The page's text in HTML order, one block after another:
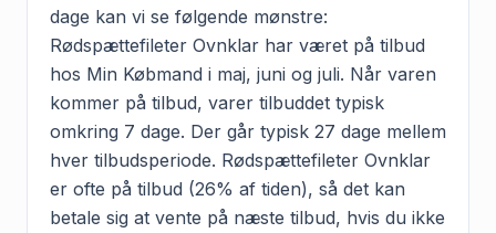
dage kan vi se følgende mønstre:
Rødspættefileter Ovnklar har været på tilbud
hos Min Købmand i maj, juni og juli. Når varen
kommer på tilbud, varer tilbuddet typisk
omkring 7 dage. Der går typisk 27 dage mellem
hver tilbudsperiode. Rødspættefileter Ovnklar
er ofte på tilbud (26% af tiden), så det kan
betale sig at vente på næste tilbud, hvis du ikke